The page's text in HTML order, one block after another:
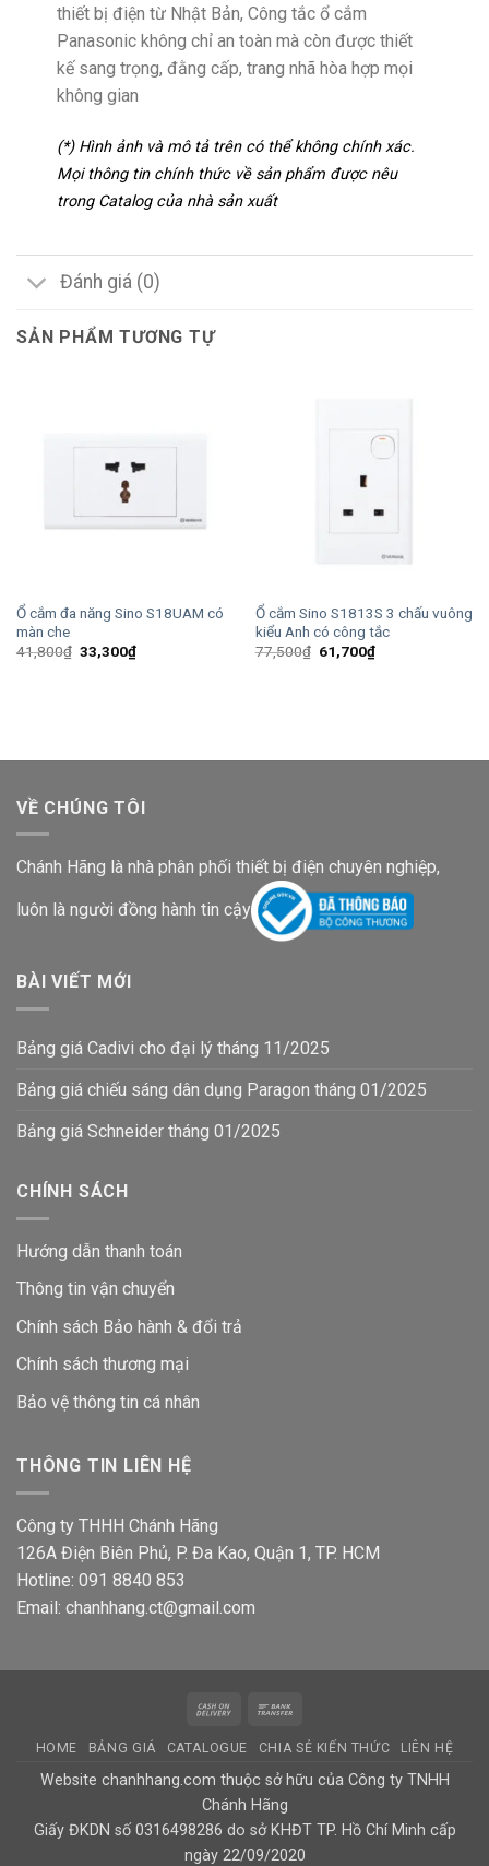
thiết bị điện từ Nhật Bản, Công tắc ổ cắm
Panasonic không chỉ an toàn mà còn được thiết
kế sang trọng, đằng cấp, trang nhã hòa hợp mọi
không gian
(*) Hình ảnh và mô tả trên có thể không chính xác.
Mọi thông tin chính thức về sản phẩm được nêu
trong Catalog của nhà sản xuất
Đánh giá (0)
SẢN PHẨM TƯƠNG TỰ
Ổ cắm đa năng Sino S18UAM có
màn che
41,800₫ Giá
gốc
33,300₫Giá
hiện
Ổ cắm Sino S1813S 3 chấu vuông
kiểu Anh có công tắc
77,500₫ Giá
gốc
61,700₫Giá
hiện
VỀ CHÚNG TÔI
Chánh Hãng là nhà phân phối thiết bị điện chuyên nghiệp,
luôn là người đồng hành tin cậy
BÀI VIẾT MỚI
Bảng giá Cadivi cho đại lý tháng 11/2025
Bảng giá chiếu sáng dân dụng Paragon tháng 01/2025
Bảng giá Schneider tháng 01/2025
CHÍNH SÁCH
Hướng dẫn thanh toán
Thông tin vận chuyển
Chính sách Bảo hành & đổi trả
Chính sách thương mại
Bảo vệ thông tin cá nhân
THÔNG TIN LIÊN HỆ
Công ty THHH Chánh Hãng
126A Điện Biên Phủ, P. Đa Kao, Quận 1, TP. HCM
Hotline: 091 8840 853
Email: chanhhang.ct@gmail.com
Cash
Delivery
HOME BẢNG GIÁ CATALOGUE CHIA SẺ KIẾN THỨC LIÊN HỆ
Website chanhhang.com thuộc sở hữu của Công ty TNHH
Chánh Hãng
Giấy ĐKDN số 0316498286 do sở KHĐT TP. Hồ Chí Minh cấp
ngày 22/09/2020